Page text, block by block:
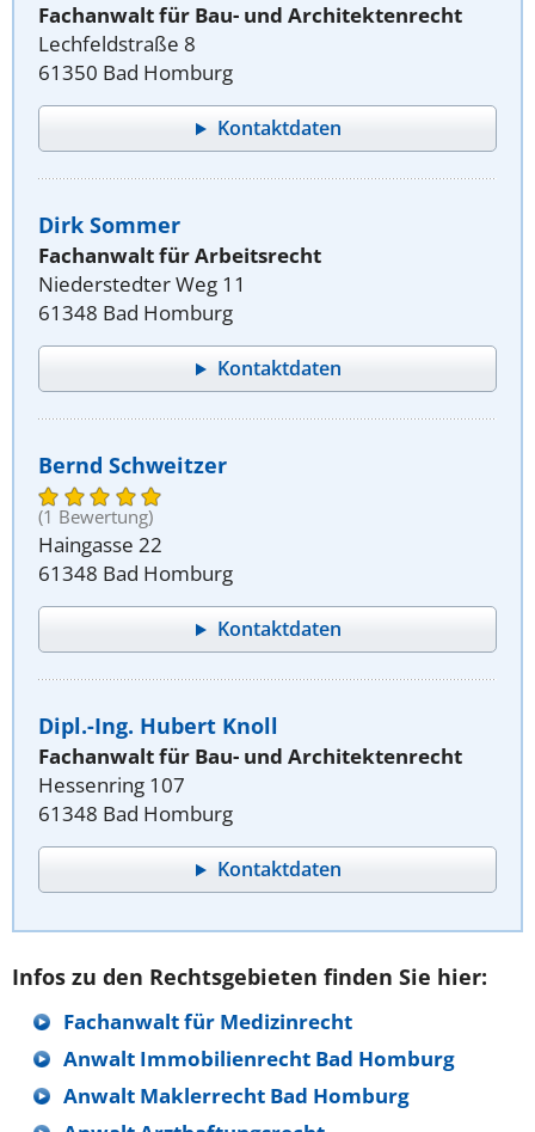
Fachanwalt für Bau- und Architektenrecht
Lechfeldstraße 8
61350 Bad Homburg
Kontaktdaten
Dirk Sommer
Fachanwalt für Arbeitsrecht
Niederstedter Weg 11
61348 Bad Homburg
Kontaktdaten
Bernd Schweitzer
(1 Bewertung)
Haingasse 22
61348 Bad Homburg
Kontaktdaten
Dipl.-Ing. Hubert Knoll
Fachanwalt für Bau- und Architektenrecht
Hessenring 107
61348 Bad Homburg
Kontaktdaten
Infos zu den Rechtsgebieten finden Sie hier:
Fachanwalt für Medizinrecht
Anwalt Immobilienrecht Bad Homburg
Anwalt Maklerrecht Bad Homburg